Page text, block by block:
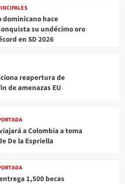
dominicano hace
su undécimo oro
en SD 2026
reapertura de
de amenazas EU
a Colombia a toma
De la Espriella
1,500 becas